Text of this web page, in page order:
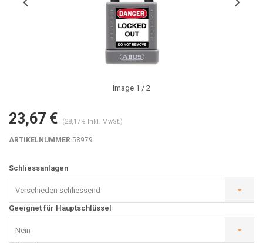
Image 1 / 2
23,67 € (28,17 € Inkl. MwSt.)
ARTIKELNUMMER 58979
Schliessanlagen
Verschieden schliessend
Geeignet für Hauptschlüssel
Nein